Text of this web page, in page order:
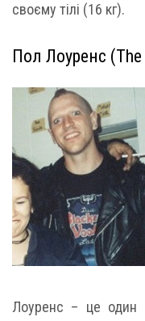
своєму тілі (16 кг).
Пол Лоуренс (The
Лоуренс – це один